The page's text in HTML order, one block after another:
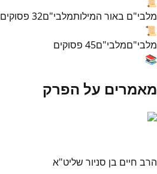
מלבי"ם באור המילותמלבי"ם32 פסוקים
📜
מלבי"םמלבי"ם45 פסוקים
📚
מאמרים על הפרק
הרב חיים בן סניור שליט"א